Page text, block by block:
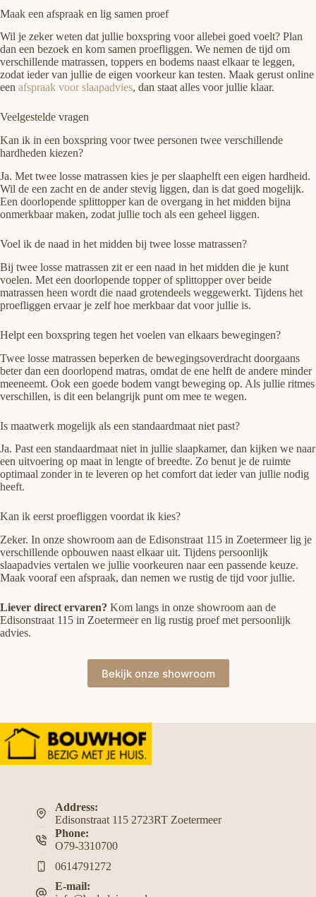
Maak een afspraak en lig samen proef
Wil je zeker weten dat jullie boxspring voor allebei goed voelt? Plan
dan een bezoek en kom samen proefliggen. We nemen de tijd om
verschillende matrassen, toppers en bodems naast elkaar te leggen,
zodat ieder van jullie de eigen voorkeur kan testen. Maak gerust online
een afspraak voor slaapadvies, dan staat alles voor jullie klaar.
Veelgestelde vragen
Kan ik in een boxspring voor twee personen twee verschillende
hardheden kiezen?
Ja. Met twee losse matrassen kies je per slaaphelft een eigen hardheid.
Wil de een zacht en de ander stevig liggen, dan is dat goed mogelijk.
Een doorlopende splittopper kan de overgang in het midden bijna
onmerkbaar maken, zodat jullie toch als een geheel liggen.
Voel ik de naad in het midden bij twee losse matrassen?
Bij twee losse matrassen zit er een naad in het midden die je kunt
voelen. Met een doorlopende topper of splittopper over beide
matrassen heen wordt die naad grotendeels weggewerkt. Tijdens het
proefliggen ervaar je zelf hoe merkbaar dat voor jullie is.
Helpt een boxspring tegen het voelen van elkaars bewegingen?
Twee losse matrassen beperken de bewegingsoverdracht doorgaans
beter dan een doorlopend matras, omdat de ene helft de andere minder
meeneemt. Ook een goede bodem vangt beweging op. Als jullie ritmes
verschillen, is dit een belangrijk punt om mee te wegen.
Is maatwerk mogelijk als een standaardmaat niet past?
Ja. Past een standaardmaat niet in jullie slaapkamer, dan kijken we naar
een uitvoering op maat in lengte of breedte. Zo benut je de ruimte
optimaal zonder in te leveren op het comfort dat ieder van jullie nodig
heeft.
Kan ik eerst proefliggen voordat ik kies?
Zeker. In onze showroom aan de Edisonstraat 115 in Zoetermeer lig je
verschillende opbouwen naast elkaar uit. Tijdens persoonlijk
slaapadvies vertalen we jullie voorkeuren naar een passende keuze.
Maak vooraf een afspraak, dan nemen we rustig de tijd voor jullie.
Liever direct ervaren? Kom langs in onze showroom aan de
Edisonstraat 115 in Zoetermeer en lig rustig proef met persoonlijk
advies.
Bekijk onze showroom
Address:
Edisonstraat 115 2723RT Zoetermeer
Phone:
O79-3310700
0614791272
E-mail: